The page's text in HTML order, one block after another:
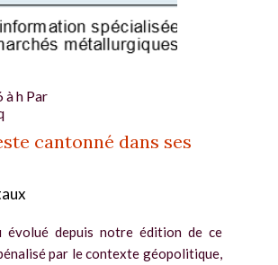
à h Par
cantonné dans ses
évolué depuis notre édition de ce
par le contexte géopolitique,